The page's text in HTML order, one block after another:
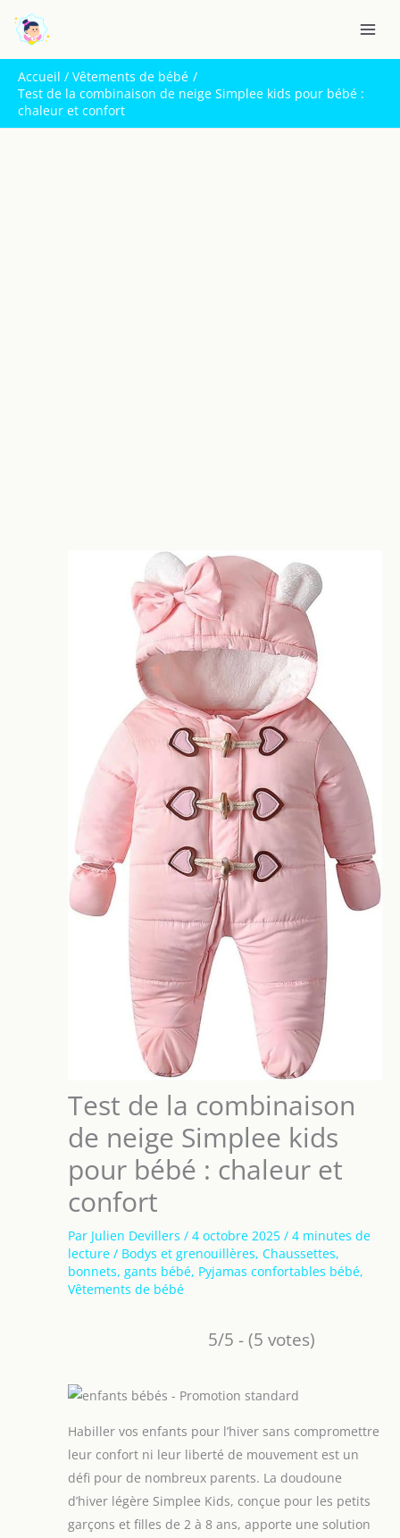
contenu
Accueil
Vêtements de bébé
Test de la combinaison de neige Simplee kids pour bébé :
chaleur et confort
Test de la combinaison
de neige Simplee kids
pour bébé : chaleur et
confort
Par Julien Devillers / 4 octobre 2025 / 4 minutes de
lecture / Bodys et grenouillères, Chaussettes,
bonnets, gants bébé, Pyjamas confortables bébé,
Vêtements de bébé
5/5 - (5 votes)
Habiller vos enfants pour l’hiver sans compromettre
leur confort ni leur liberté de mouvement est un
défi pour de nombreux parents. La doudoune
d’hiver légère Simplee Kids, conçue pour les petits
garçons et filles de 2 à 8 ans, apporte une solution
e
c
h
e